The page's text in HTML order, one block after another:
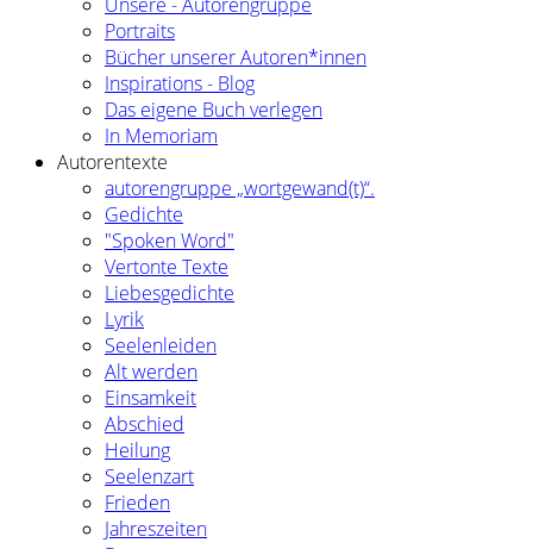
Portraits
Bücher unserer Autoren*innen
Inspirations - Blog
Das eigene Buch verlegen
In Memoriam
Autorentexte
autorengruppe „wortgewand(t)“.
Gedichte
"Spoken Word"
Vertonte Texte
Liebesgedichte
Lyrik
Seelenleiden
Alt werden
Einsamkeit
Abschied
Heilung
Seelenzart
Frieden
Jahreszeiten